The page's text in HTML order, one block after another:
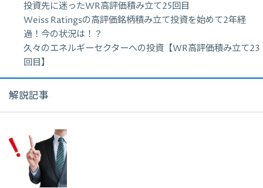
投資先に迷ったWR高評価積み立て25回目
Weiss Ratingsの高評価銘柄積み立て投資を始めて2年経
過！今の状況は！？
久々のエネルギーセクターへの投資【WR高評価積み立て23
回目】
解説記事